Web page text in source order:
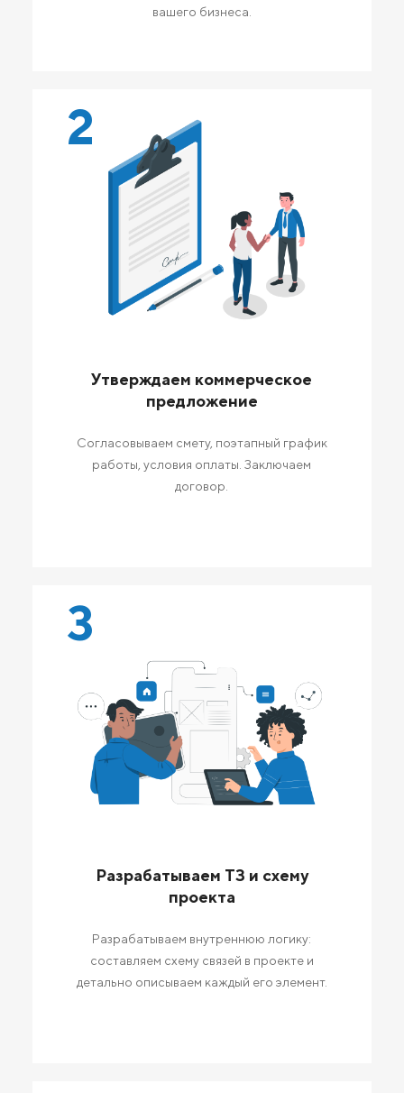
вашего бизнеса.
2
Утверждаем коммерческое
предложение
Согласовываем смету, поэтапный график
работы, условия оплаты. Заключаем
договор.
3
Разрабатываем ТЗ и схему
проекта
Разрабатываем внутреннюю логику:
составляем схему связей в проекте и
детально описываем каждый его элемент.